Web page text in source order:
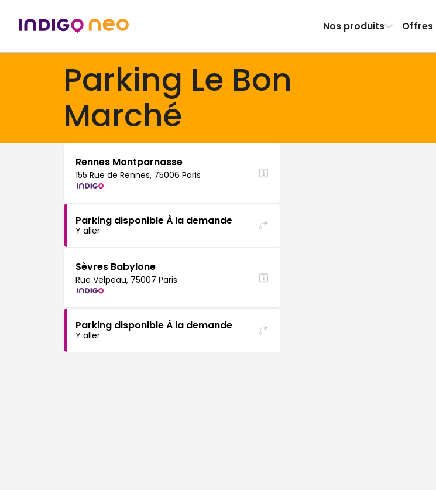
Nos produits Offres
Parking Le Bon
Marché
Rennes Montparnasse
155 Rue de Rennes, 75006 Paris
Parking disponible À la demande
Y aller
Sèvres Babylone
Rue Velpeau, 75007 Paris
Parking disponible À la demande
Y aller